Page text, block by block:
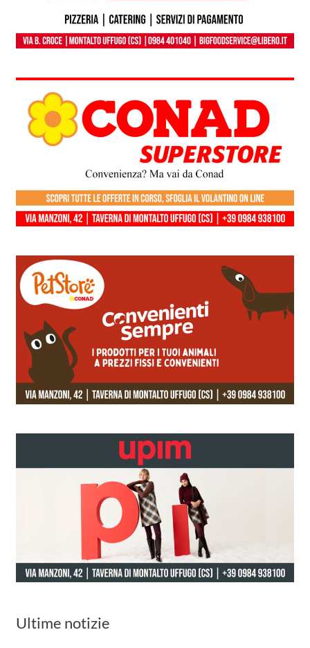
Ultime notizie